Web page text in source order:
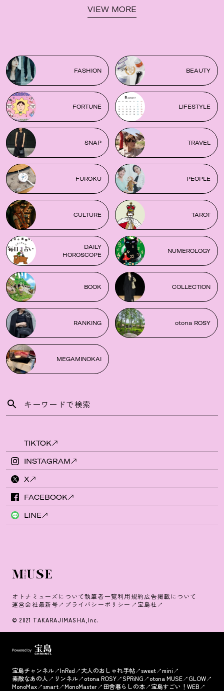
VIEW MORE
FASHION BEAUTY
FORTUNE LIFESTYLE
SNAP TRAVEL
FUROKU PEOPLE
CULTURE TAROT
DAILY
HOROSCOPE
NUMEROLOGY
BOOK COLLECTION
RANKING otona ROSY
MEGAMINOKAI
TIKTOK
INSTAGRAM
X
FACEBOOK
LINE
オトナミューズについて執筆者一覧利用規約広告掲載について
運営会社最新号 プライバシーポリシー 宝島社
© 2021 TAKARAJIMASHA,Inc.
宝島チャンネル InRed 大人のおしゃれ手帖 sweet
mini
素敵なあの人
リンネル otona ROSY SPRiNG otona MUSE
GLOW
MonoMax
smart MonoMaster 田舎暮らしの本
宝島すごい！WEB